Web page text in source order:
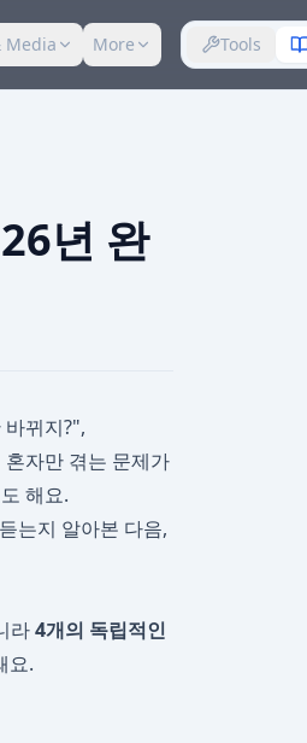
Media More Tools
년 완
뀌지?",
자만 겪는 문제가
해요.
는지 알아본 다음,
라4개의 독립적인
요.